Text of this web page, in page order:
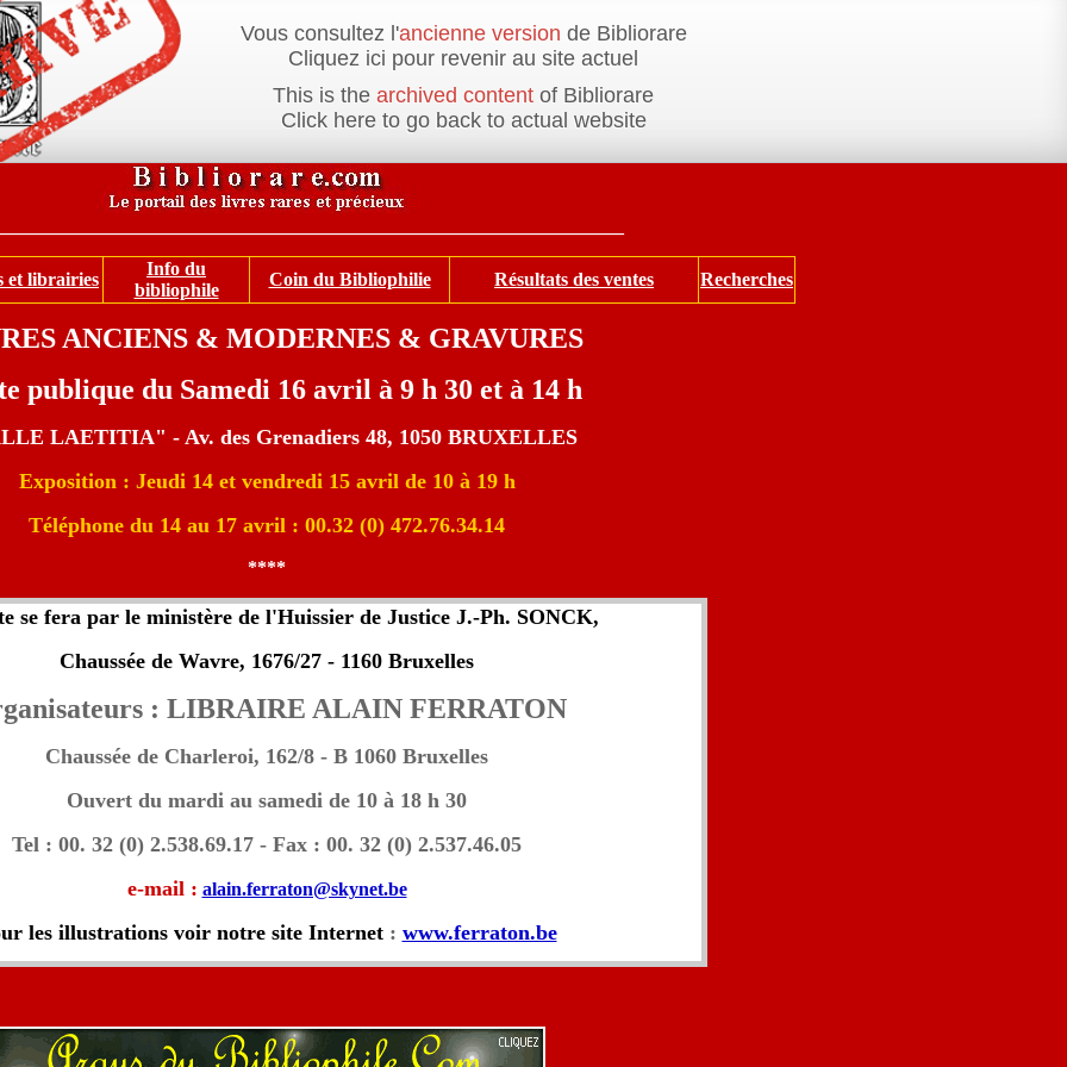
Vous consultez l'ancienne version de Bibliorare
Cliquez ici pour revenir au site actuel
This is the archived content of Bibliorare
Click here to go back to actual website
et librairies
Info du
bibliophile
Coin du Bibliophilie Résultats des ventes Recherches
ANCIENS & MODERNES & GRAVURES
publique du Samedi 16 avril à 9 h 30 et à 14 h
LAETITIA" - Av. des Grenadiers 48, 1050 BRUXELLES
Exposition : Jeudi 14 et vendredi 15 avril de 10 à 19 h
Téléphone du 14 au 17 avril : 00.32 (0) 472.76.34.14
****
se fera par le ministère de l'Huissier de Justice J.-Ph. SONCK,
Chaussée de Wavre, 1676/27 - 1160 Bruxelles
: LIBRAIRE ALAIN FERRATON
Chaussée de Charleroi, 162/8 - B 1060 Bruxelles
Ouvert du mardi au samedi de 10 à 18 h 30
Tel : 00. 32 (0) 2.538.69.17 - Fax : 00. 32 (0) 2.537.46.05
e-mail : alain.ferraton@skynet.be
les illustrations voir notre site Internet : www.ferraton.be